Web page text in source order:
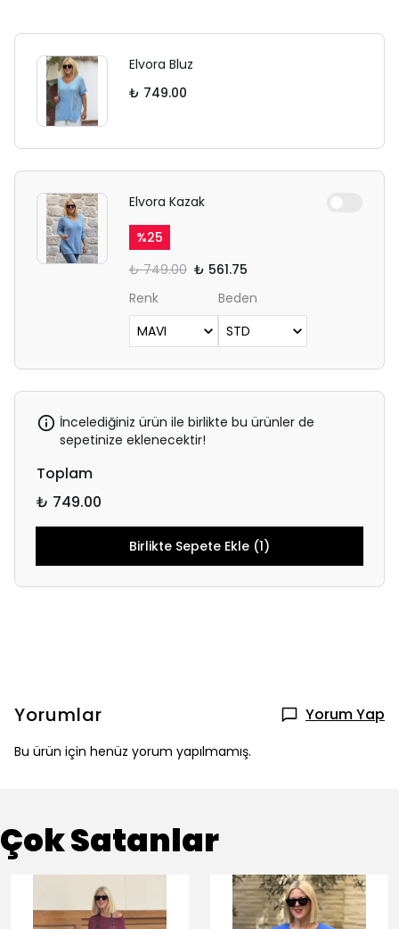
Elvora Bluz
₺ 749.00
Elvora Kazak
%25
₺ 749.00 ₺ 561.75
Renk
Beden
İncelediğiniz ürün ile birlikte bu ürünler de
sepetinize eklenecektir!
Toplam
₺ 749.00
Birlikte Sepete Ekle (1)
Yorumlar Yorum Yap
Bu ürün için henüz yorum yapılmamış.
Çok Satanlar